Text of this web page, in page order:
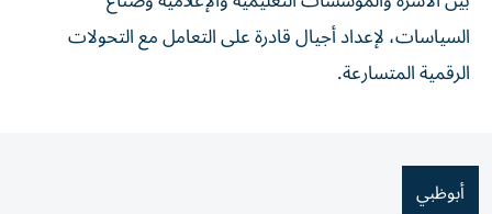
السياسات، لإعداد أجيال قادرة على التعامل مع التحولات
الرقمية المتسارعة.
أبوظبي